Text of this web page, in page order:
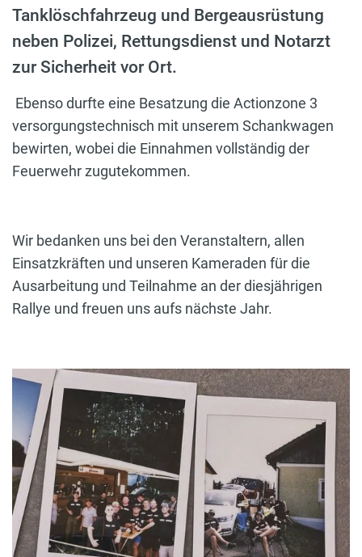
Tanklöschfahrzeug und Bergeausrüstung
neben Polizei, Rettungsdienst und Notarzt
zur Sicherheit vor Ort.
Ebenso durfte eine Besatzung die Actionzone 3
versorgungstechnisch mit unserem Schankwagen
bewirten, wobei die Einnahmen vollständig der
Feuerwehr zugutekommen.
Wir bedanken uns bei den Veranstaltern, allen
Einsatzkräften und unseren Kameraden für die
Ausarbeitung und Teilnahme an der diesjährigen
Rallye und freuen uns aufs nächste Jahr.